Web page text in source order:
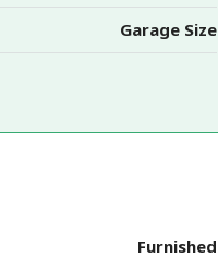
Garage Size
Furnished